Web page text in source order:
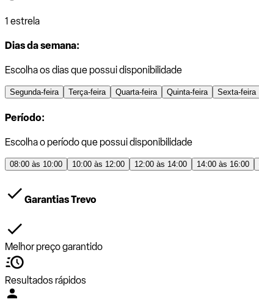
1 estrela
Dias da semana:
Escolha os dias que possui disponibilidade
Segunda-feira Terça-feira Quarta-feira Quinta-feira Sexta-feira
Período:
Escolha o período que possui disponibilidade
08:00 às 10:00 10:00 às 12:00 12:00 às 14:00 14:00 às 16:00
Garantias Trevo
Melhor preço garantido
Resultados rápidos